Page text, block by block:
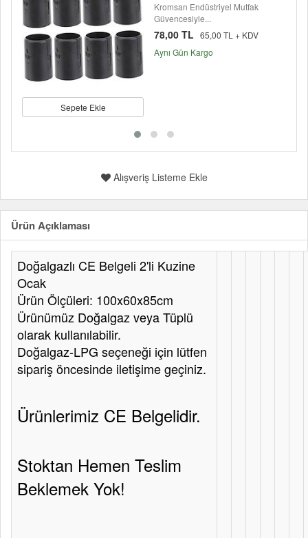
Sepete Ekle
Kromsan Endüstriyel Mutfak
Güvencesiyle...
78,00 TL 65,00 TL + KDV
Aynı Gün Kargo
Alışveriş Listeme Ekle
Ürün Açıklaması
Doğalgazlı CE Belgeli 2'li Kuzine
Ocak
Ürün Ölçüleri: 100x60x85cm
Ürünümüz Doğalgaz veya Tüplü
olarak kullanılabilir.
Doğalgaz-LPG seçeneği için lütfen
sipariş öncesinde iletişime geçiniz.
Ürünlerimiz CE Belgelidir.
Stoktan Hemen Teslim
Beklemek Yok!